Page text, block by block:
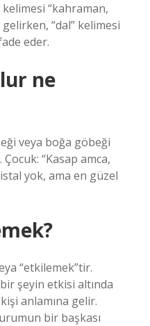
“kahraman,
“dal” kelimesi
eder.
ne
veya boğa göbeği
“Kasap amca,
yok, ama en güzel
“etkilemek”tir.
şeyin etkisi altında
anlamına gelir.
bir başkası